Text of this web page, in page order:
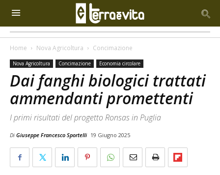
Home Nova Agricoltura Concimazione
Nova Agricoltura Concimazione Economia circolare
Dai fanghi biologici trattati
ammendanti promettenti
I primi risultati del progetto Ronsas in Puglia
Di Giuseppe Francesco Sportelli 19 Giugno 2025